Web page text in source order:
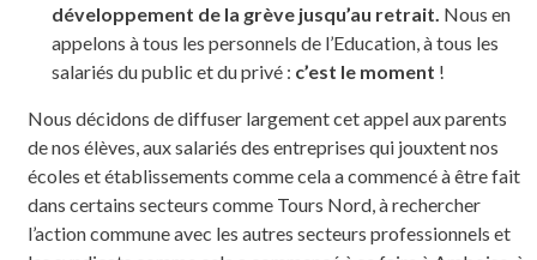
développement de la grève jusqu’au retrait. Nous en
appelons à tous les personnels de l’Education, à tous les
salariés du public et du privé : c’est le moment !
Nous décidons de diffuser largement cet appel aux parents
de nos élèves, aux salariés des entreprises qui jouxtent nos
écoles et établissements comme cela a commencé à être fait
dans certains secteurs comme Tours Nord, à rechercher
l’action commune avec les autres secteurs professionnels et